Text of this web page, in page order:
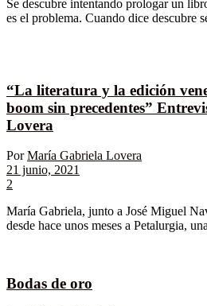
Se descubre intentando prologar un
es el problema. Cuando dice descubre
“La literatura y la edición
boom sin precedentes”
Lovera
Por María Gabriela Lovera
21 junio, 2021
2
María Gabriela, junto a José Miguel
desde hace unos meses a Petalurgia,
Bodas de oro